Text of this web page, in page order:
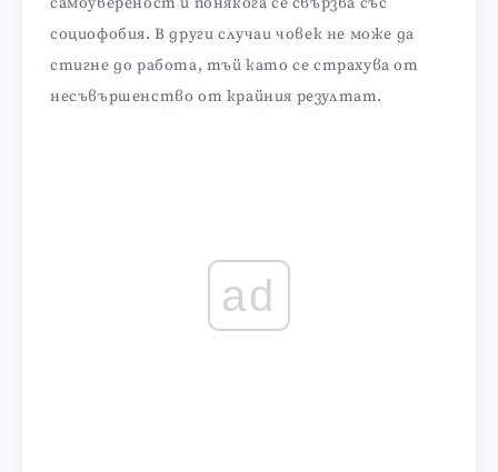
социофобия. В други случаи човек не може да
стигне до работа, тъй като се страхува от
несъвършенство от крайния резултат.
ad